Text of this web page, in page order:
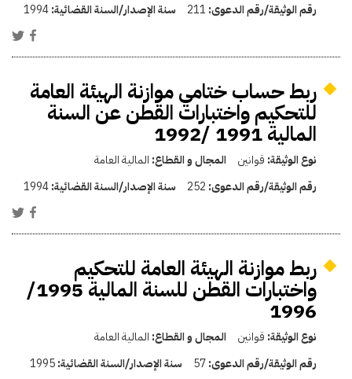
رقم الوثيقة/رقم الدعوى: 211 سنة الإصدار/السنة القضائية:1994
ربط حساب ختامي موازنة الهيئة العامة
للتحكيم واختبارات القطن عن السنة
المالية 1991 /1992
نوع الوثيقة: قوانين المجال و القطاع: المالية العامة
رقم الوثيقة/رقم الدعوى: 252 سنة الإصدار/السنة القضائية:1994
ربط موازنة الهيئة العامة للتحكيم
واختبارات القطن للسنة المالية 1995/
1996
نوع الوثيقة: قوانين المجال و القطاع: المالية العامة
رقم الوثيقة/رقم الدعوى:57 سنة الإصدار/السنة القضائية:1995